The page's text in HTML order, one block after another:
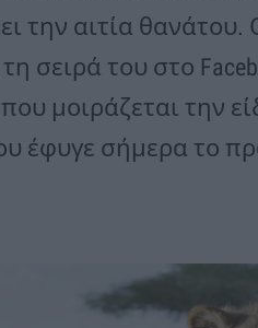
την αιτία θανάτου.
σειρά του στο
μοιράζεται την
έφυγε σήμερα το